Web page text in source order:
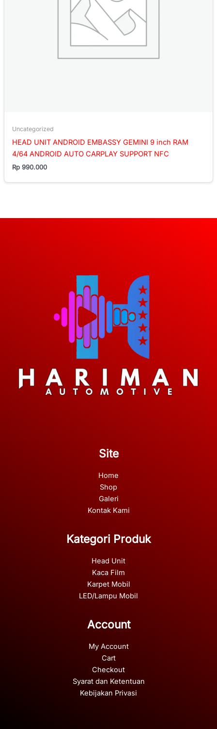
Uncategorized
HEAD UNIT ANDROID EMBASSY GEMINI 9 inch RAM
4/64 ANDROID AUTO CARPLAY SUPPORT NFC
Rp 990.000
Site
Home
Shop
Galeri
Kontak Kami
Kategori Produk
Head Unit
Kaca Film
Karpet Mobil
LED/Lampu Mobil
Account
My Account
Cart
Checkout
Syarat dan Ketentuan
Kebijakan Privasi